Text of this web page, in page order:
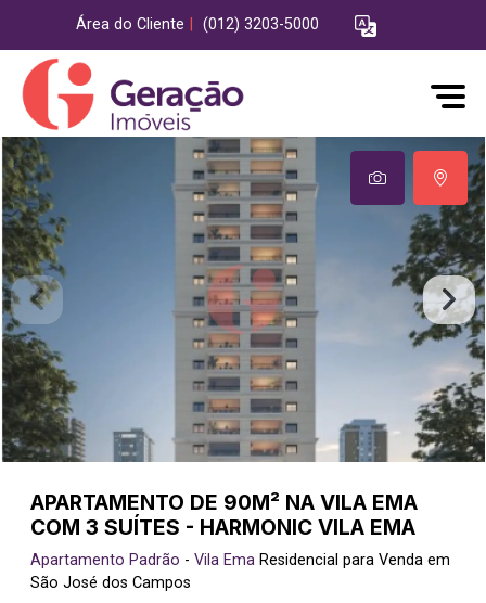
Área do Cliente (012) 3203-5000
APARTAMENTO DE 90M² NA VILA EMA
COM 3 SUÍTES - HARMONIC VILA EMA
Apartamento Padrão - Vila Ema Residencial para Venda em
São José dos Campos